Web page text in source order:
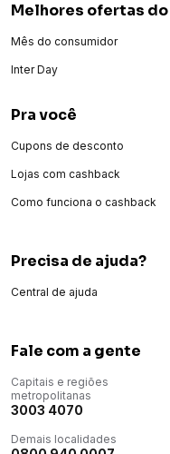
Melhores ofertas do
Mês do consumidor
Inter Day
Pra você
Cupons de desconto
Lojas com cashback
Como funciona o cashback
Precisa de ajuda?
Central de ajuda
Fale com a gente
Capitais e regiões
metropolitanas
3003 4070
Demais localidades